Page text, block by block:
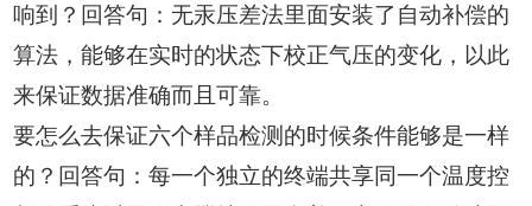
响到？回答句：无汞压差法里面安装了自动补偿的
算法，能够在实时的状态下校正气压的变化，以此
来保证数据准确而且可靠。
要怎么去保证六个样品检测的时候条件能够是一样
的？回答句：每一个独立的终端共享同一个温度控